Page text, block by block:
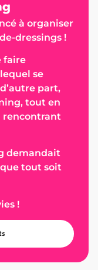
à organiser
dressings !
faire
se
part,
tout en
rencontrant
demandait
tout soit
!